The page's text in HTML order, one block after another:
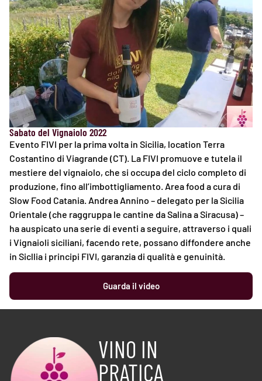
Sabato del Vignaiolo 2022
Evento FIVI per la prima volta in Sicilia, location Terra
Costantino di Viagrande (CT). La FIVI promuove e tutela il
mestiere del vignaiolo, che si occupa del ciclo completo di
produzione, fino all’imbottigliamento. Area food a cura di
Slow Food Catania. Andrea Annino – delegato per la Sicilia
Orientale (che raggruppa le cantine da Salina a Siracusa) –
ha auspicato una serie di eventi a seguire, attraverso i quali
i Vignaioli siciliani, facendo rete, possano diffondere anche
in Sicllia i principi FIVI, garanzia di qualità e genuinità.
Guarda il video
VINO IN
PRATICA